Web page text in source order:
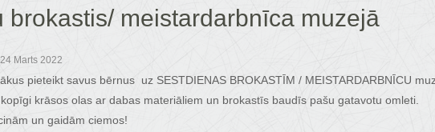
brokastis/ meistardarbnīca muzejā
Marts 2022
pieteikt savus bērnus uz SESTDIENAS BROKASTĪM / MEISTARDARBNĪCU
krāsos olas ar dabas materiāliem un brokastīs baudīs pašu gatavotu omleti.
un gaidām ciemos!